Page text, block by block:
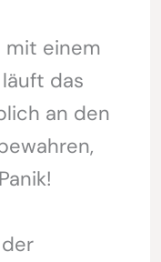
mit einem
das
an den